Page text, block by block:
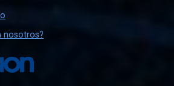
nosotros?